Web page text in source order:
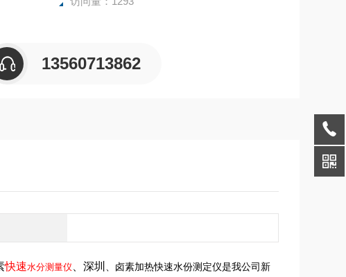
13560713862
快速水分测量仪 、深圳
、卤素加热快速水份测定仪是我公司新